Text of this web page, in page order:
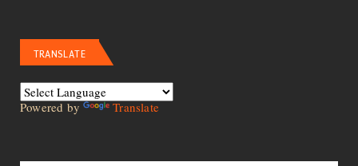
TRANSLATE
Powered by Translate